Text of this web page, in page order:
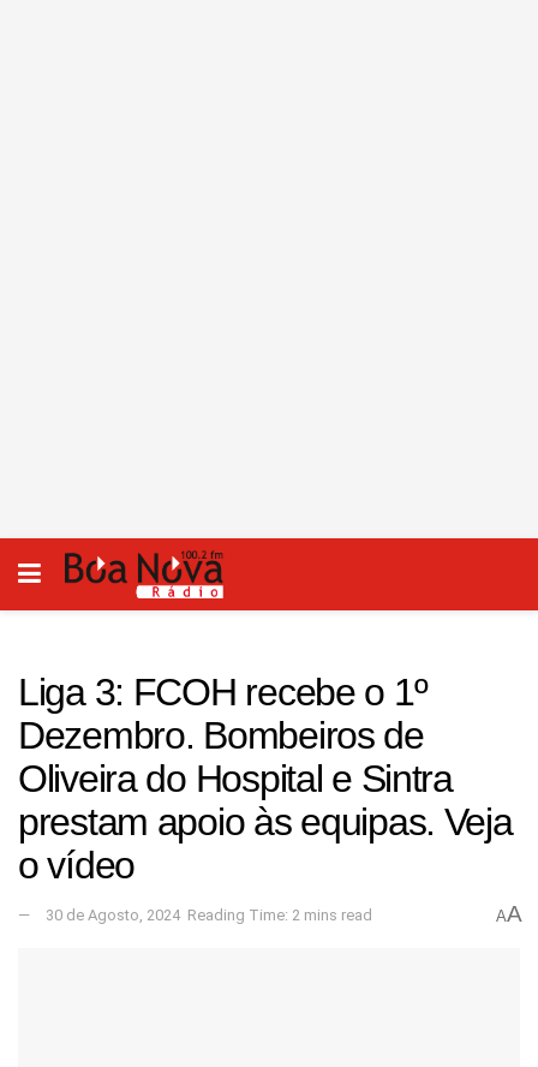
Liga 3: FCOH recebe o 1º
Dezembro. Bombeiros de
Oliveira do Hospital e Sintra
prestam apoio às equipas. Veja
o vídeo
30 de Agosto, 2024 Reading Time: 2 mins read AA